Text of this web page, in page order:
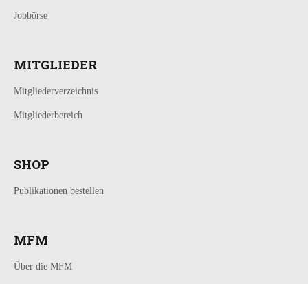
Jobbörse
MITGLIEDER
Mitgliederverzeichnis
Mitgliederbereich
SHOP
Publikationen bestellen
MFM
Über die MFM